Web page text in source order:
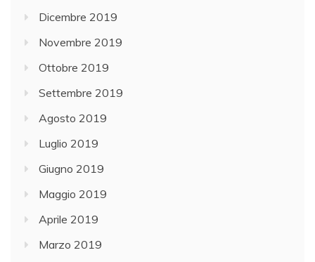
Dicembre 2019
Novembre 2019
Ottobre 2019
Settembre 2019
Agosto 2019
Luglio 2019
Giugno 2019
Maggio 2019
Aprile 2019
Marzo 2019